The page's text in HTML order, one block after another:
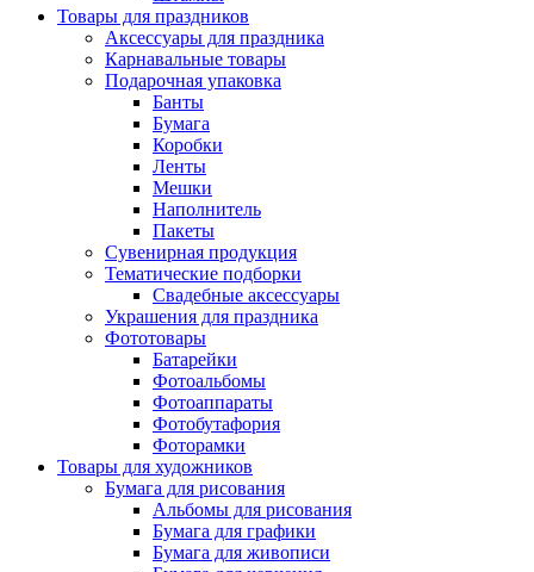
Товары для праздников
Аксессуары для праздника
Карнавальные товары
Подарочная упаковка
Банты
Бумага
Коробки
Ленты
Мешки
Наполнитель
Пакеты
Сувенирная продукция
Тематические подборки
Свадебные аксессуары
Украшения для праздника
Фототовары
Батарейки
Фотоальбомы
Фотоаппараты
Фотобутафория
Фоторамки
Товары для художников
Бумага для рисования
Альбомы для рисования
Бумага для графики
Бумага для живописи